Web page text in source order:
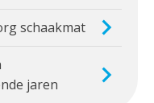
schaakmat
jaren